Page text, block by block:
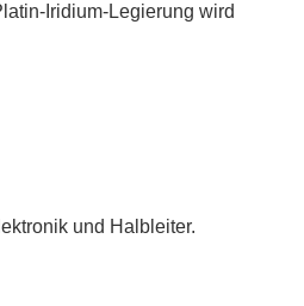
Iridium-Legierung wird
und Halbleiter.